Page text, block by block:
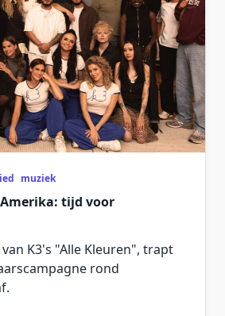
muziek
tijd voor
K3's "Alle Kleuren", trapt
rond